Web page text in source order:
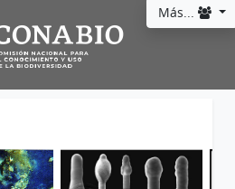
Más...